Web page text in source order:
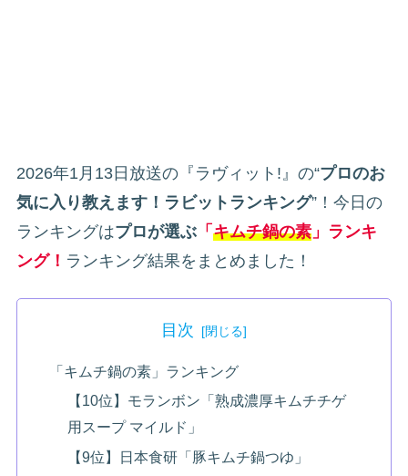
2026年1月13日放送の『ラヴィット!』の“プロのお
気に入り教えます！ラビットランキング”！今日の
ランキングはプロが選ぶ 「 キムチ鍋の素 」ランキ
ング！ ランキング結果をまとめました！
目次
「キムチ鍋の素」ランキング
【10位】モランボン「熟成濃厚キムチチゲ
用スープ マイルド」
【9位】日本食研「豚キムチ鍋つゆ」